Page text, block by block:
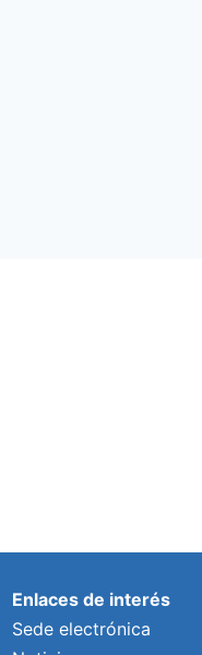
Enlaces de interés
Sede electrónica